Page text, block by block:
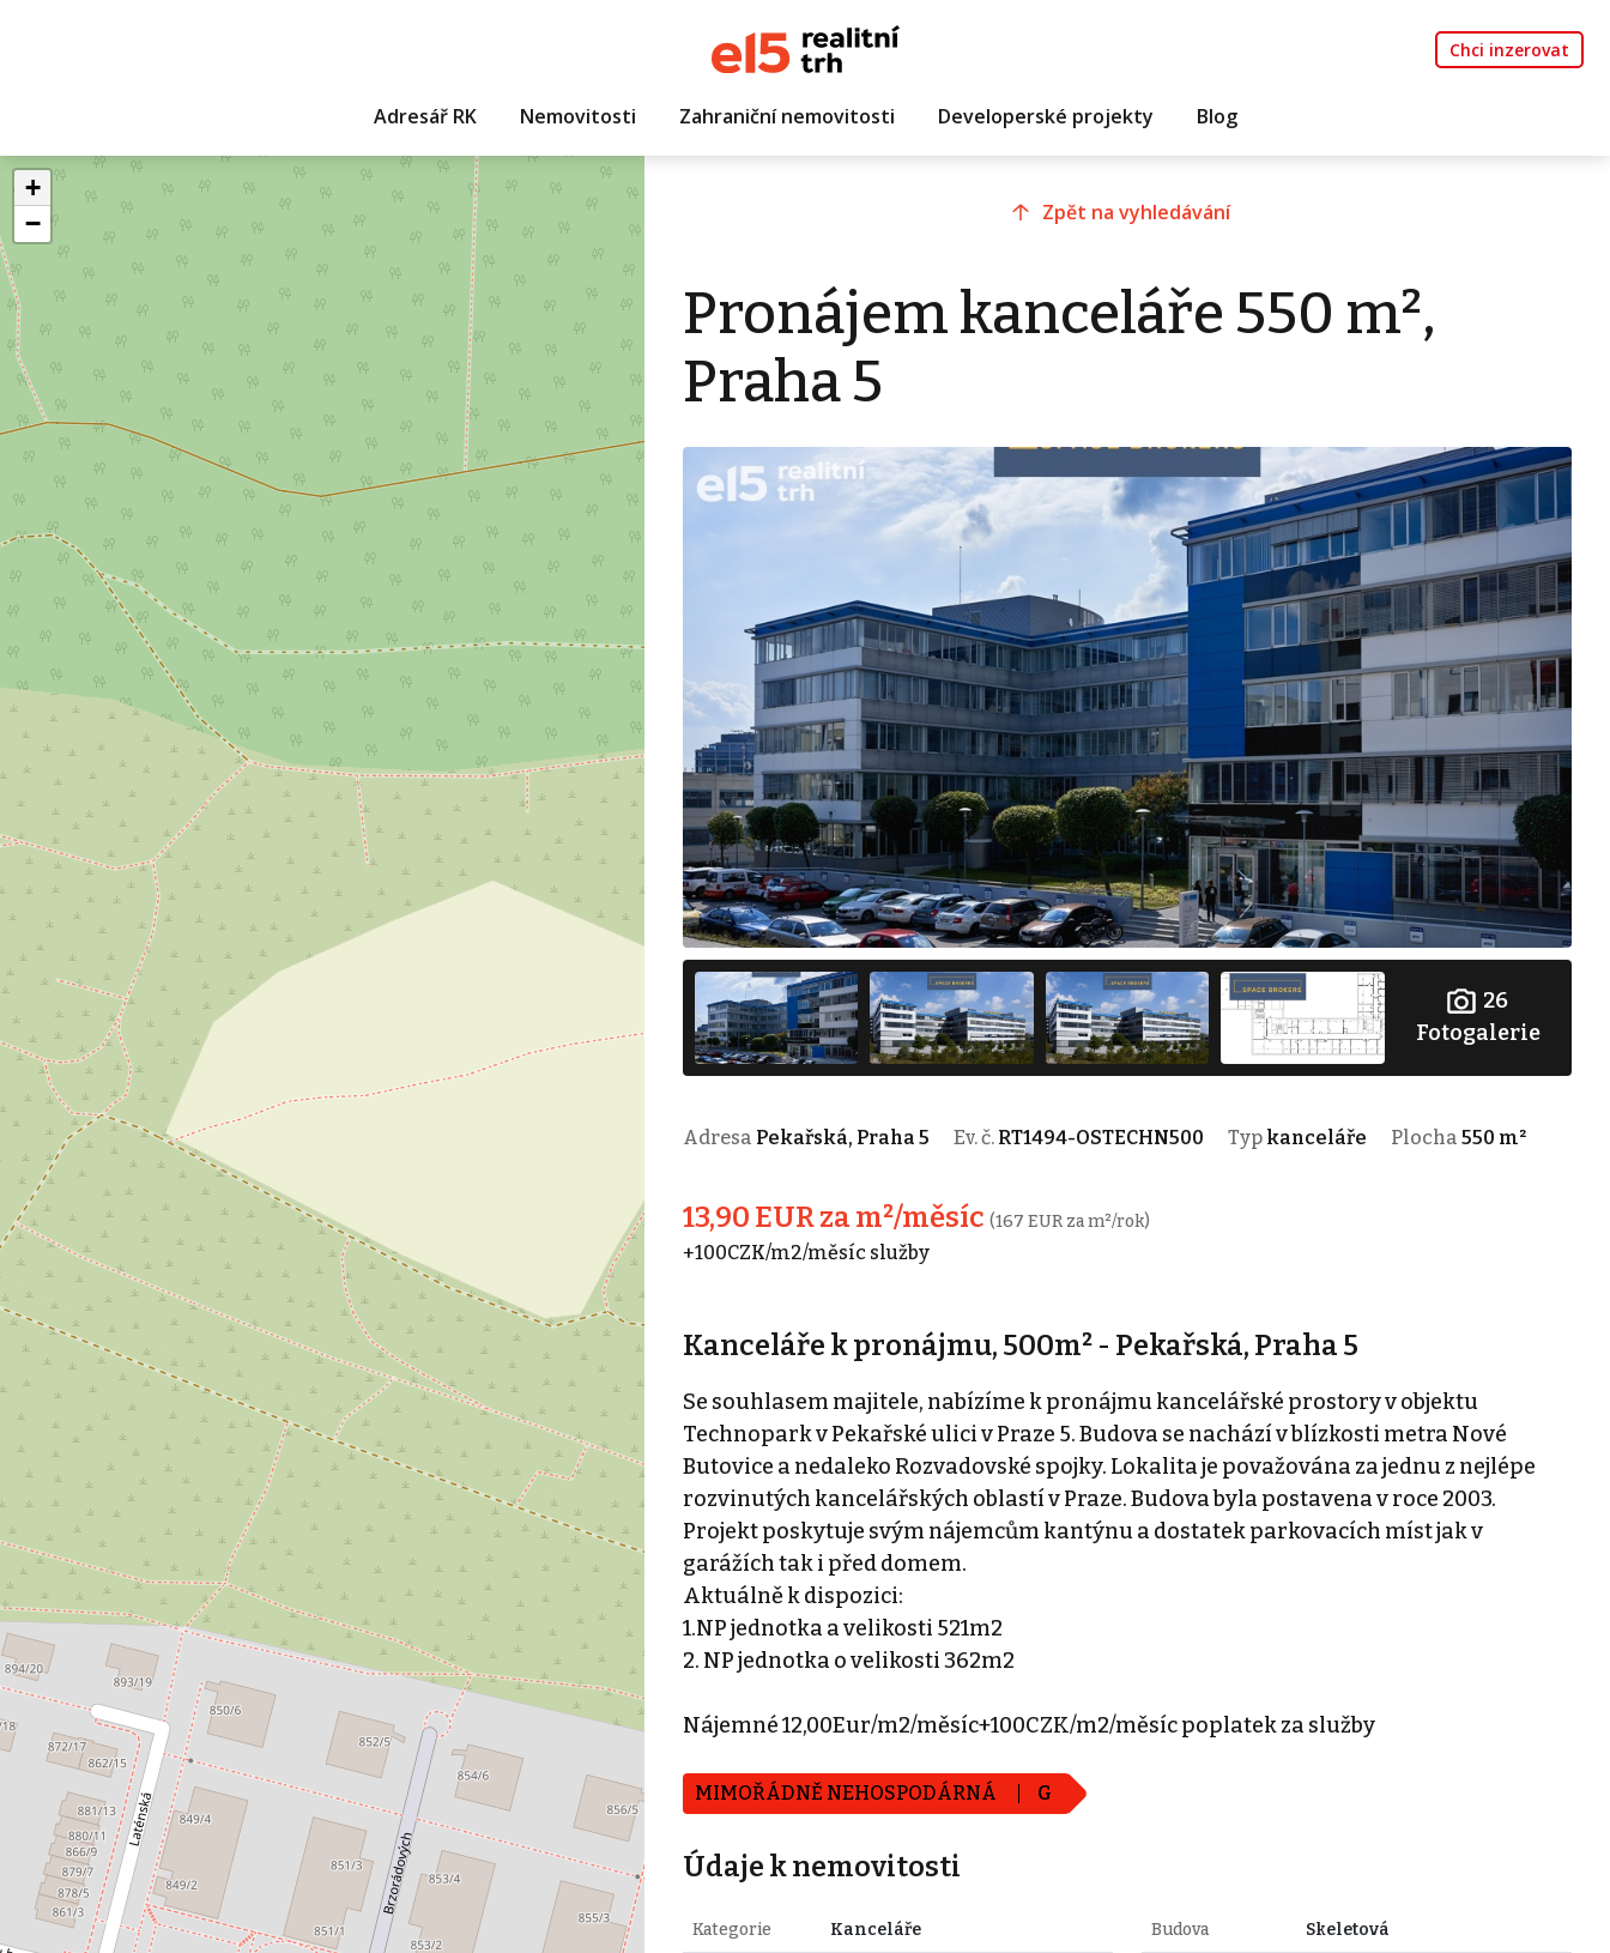
Chci inzerovat
Adresář RK Nemovitosti Zahraniční nemovitosti Developerské projekty Blog
+
−
Zpět na vyhledávání
Pronájem kanceláře 550 m²,
Praha 5
26
Fotogalerie
Adresa Pekařská, Praha 5 Ev. č. RT1494-OSTECHN500 Typ kanceláře Plocha 550 m²
13,90 EUR za m²/měsíc (167 EUR za m²/rok)
+100CZK/m2/měsíc služby
Kanceláře k pronájmu, 500m² - Pekařská, Praha 5
Se souhlasem majitele, nabízíme k pronájmu kancelářské prostory v objektu
Technopark v Pekařské ulici v Praze 5. Budova se nachází v blízkosti metra Nové
Butovice a nedaleko Rozvadovské spojky. Lokalita je považována za jednu z nejlépe
rozvinutých kancelářských oblastí v Praze. Budova byla postavena v roce 2003.
Projekt poskytuje svým nájemcům kantýnu a dostatek parkovacích míst jak v
garážích tak i před domem.
Aktuálně k dispozici:
1.NP jednotka a velikosti 521m2
2. NP jednotka o velikosti 362m2
Nájemné 12,00Eur/m2/měsíc+100CZK/m2/měsíc poplatek za služby
MIMOŘÁDNĚ NEHOSPODÁRNÁ G
Údaje k nemovitosti
Kategorie Kanceláře Budova Skeletová